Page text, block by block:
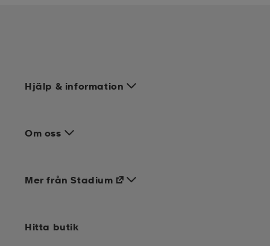
Hjälp & information
Om oss
Mer från Stadium
Hitta butik